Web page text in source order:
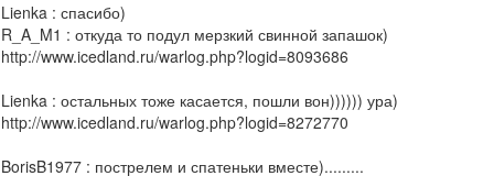
Lienka : спасибо)
R_A_M1 : откуда то подул мерзкий свинной запашок)
http://www.icedland.ru/warlog.php?logid=8093686
Lienka : остальных тоже касается, пошли вон)))))) ура)
http://www.icedland.ru/warlog.php?logid=8272770
BorisB1977 : пострелем и спатеньки вместе).........